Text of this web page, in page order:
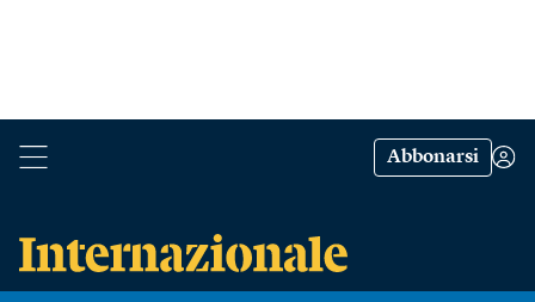
Abbonarsi